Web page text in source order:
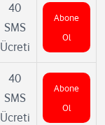
40
SMS
Ücreti
Abone
Ol
40
SMS
Ücreti
Abone
Ol